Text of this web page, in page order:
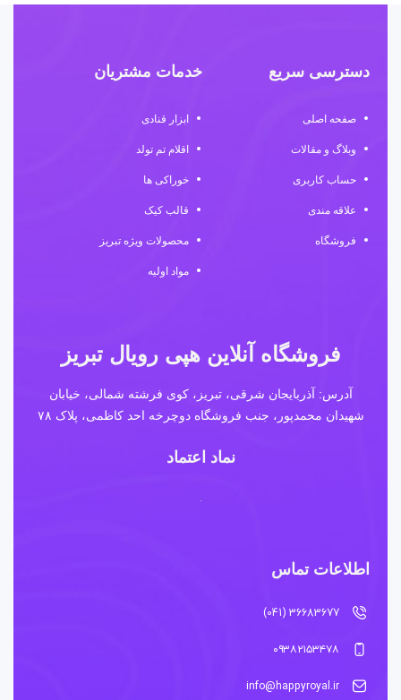
دسترسی سریع
صفحه اصلی
وبلاگ و مقالات
حساب کاربری
علاقه مندی
فروشگاه
خدمات مشتریان
ابزار قنادی
اقلام تم تولد
خوراکی ها
قالب کیک
محصولات ویژه تبریز
مواد اولیه
فروشگاه آنلاین هپی رویال تبریز
آدرس: آذربایجان شرقی، تبریز، کوی فرشته شمالی، خیابان
شهیدان محمدپور، جنب فروشگاه دوچرخه احد کاظمی، پلاک ۷۸
نماد اعتماد
اطلاعات تماس
36683677 (041)
۰۹۳۸۲۱۵۳۴۷۸
info@happyroyal.ir